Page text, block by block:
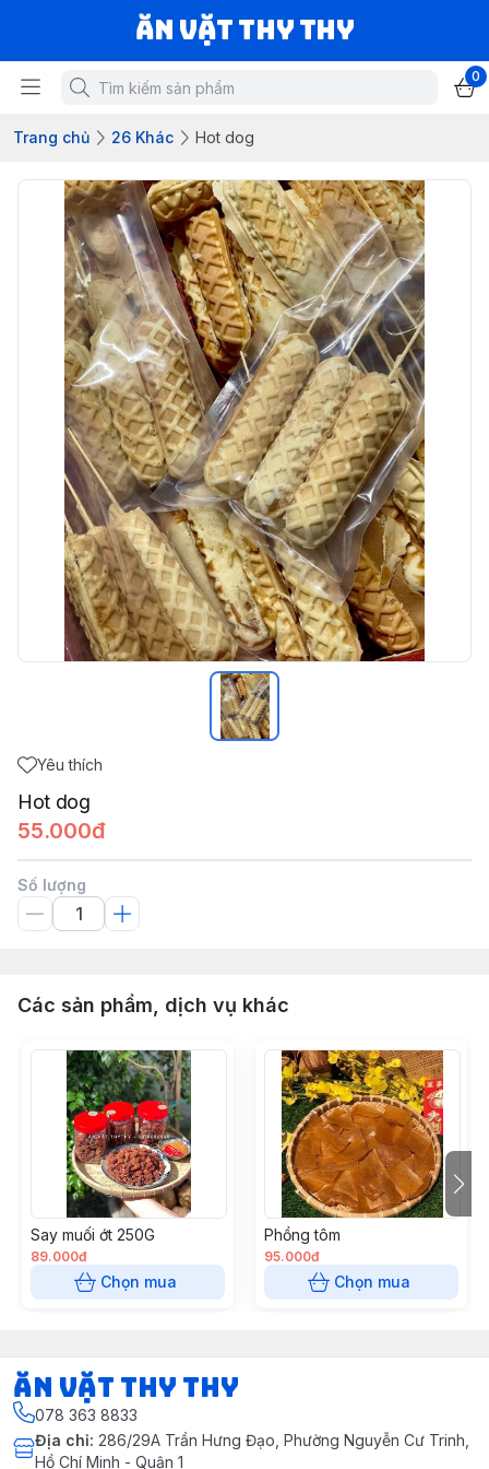
Ăn vặt Thy Thy
0
Trang chủ 26 Khác Hot dog
Yêu thích
Hot dog
55.000đ
Số lượng
Các sản phẩm, dịch vụ khác
Say muối ớt 250G
89.000đ
Chọn mua
Phồng tôm
95.000đ
Chọn mua
Ăn vặt Thy Thy
078 363 8833
Địa chỉ: 286/29A Trần Hưng Đạo, Phường Nguyễn Cư Trinh,
Hồ Chí Minh - Quận 1